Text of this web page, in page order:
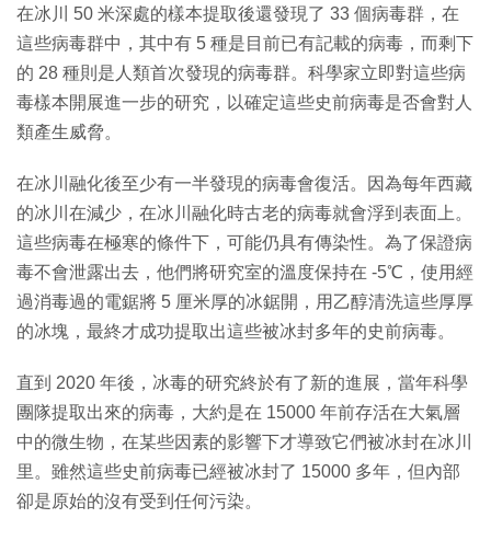
在冰川 50 米深處的樣本提取後還發現了 33 個病毒群，在
這些病毒群中，其中有 5 種是目前已有記載的病毒，而剩下
的 28 種則是人類首次發現的病毒群。科學家立即對這些病
毒樣本開展進一步的研究，以確定這些史前病毒是否會對人
類產生威脅。
在冰川融化後至少有一半發現的病毒會復活。因為每年西藏
的冰川在減少，在冰川融化時古老的病毒就會浮到表面上。
這些病毒在極寒的條件下，可能仍具有傳染性。為了保證病
毒不會泄露出去，他們將研究室的溫度保持在 -5℃，使用經
過消毒過的電鋸將 5 厘米厚的冰鋸開，用乙醇清洗這些厚厚
的冰塊，最終才成功提取出這些被冰封多年的史前病毒。
直到 2020 年後，冰毒的研究終於有了新的進展，當年科學
團隊提取出來的病毒，大約是在 15000 年前存活在大氣層
中的微生物，在某些因素的影響下才導致它們被冰封在冰川
里。雖然這些史前病毒已經被冰封了 15000 多年，但內部
卻是原始的沒有受到任何污染。